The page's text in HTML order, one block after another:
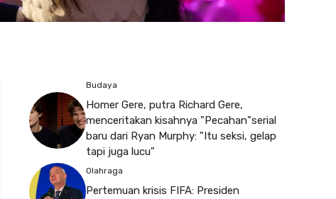
Budaya
Homer Gere, putra Richard Gere,
menceritakan kisahnya "Pecahan"serial
baru dari Ryan Murphy: "Itu seksi, gelap
tapi juga lucu"
Olahraga
Pertemuan krisis FIFA: Presiden